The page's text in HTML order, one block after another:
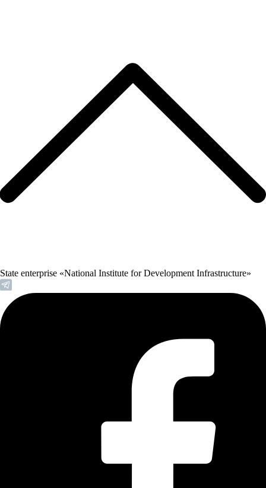
State enterprise «National Institute for Development Infrastructure»